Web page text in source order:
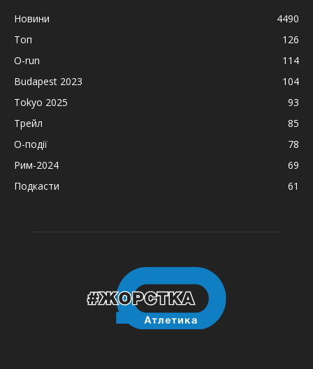
Новини
4490
Топ
126
O-run
114
Budapest 2023
104
Tokyo 2025
93
Трейл
85
О-події
78
Рим-2024
69
Подкасти
61